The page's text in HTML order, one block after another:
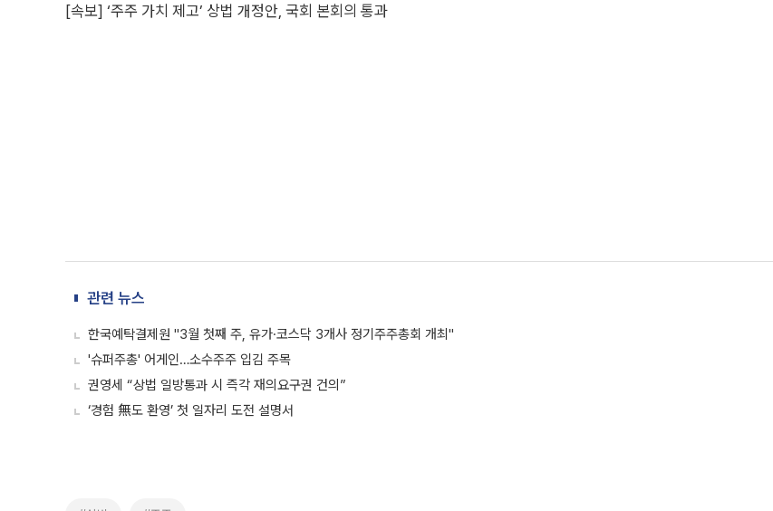
[속보] ‘주주 가치 제고’ 상법 개정안, 국회 본회의 통과
관련 뉴스
한국예탁결제원 "3월 첫째 주, 유가·코스닥 3개사 정기주주총회 개최"
'슈퍼주총' 어게인…소수주주 입김 주목
권영세 “상법 일방통과 시 즉각 재의요구권 건의”
‘경험 無도 환영’ 첫 일자리 도전 설명서